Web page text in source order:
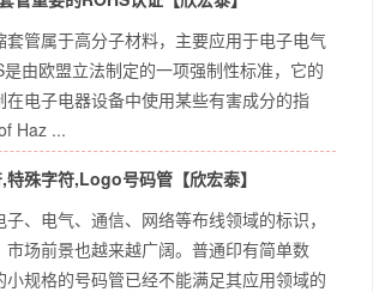
套管属于高分子材料，主要应用于电子电气
由欧盟立法制定的一项强制性标准，它的
在电子电器设备中使用某些有害成分的指
Haz ...
殊字符,Logo号码管【欣宏泰】
、电气、通信、网络等布线领域的标识，
市场前景也越来越广阔。普通印有简单数
小规格的号码管已经不能满足其应用领域的